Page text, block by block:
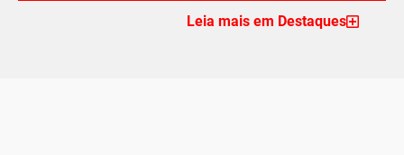
Leia mais em Destaques